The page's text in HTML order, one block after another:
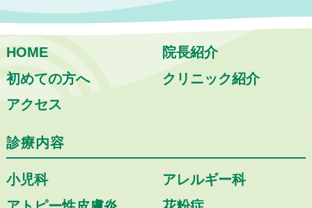
HOME
院長紹介
初めての方へ
クリニック紹介
アクセス
診療内容
小児科
アレルギー科